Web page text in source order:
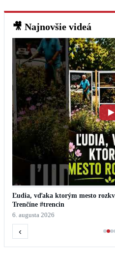
🎥 Najnovšie videá
Ľudia, vďaka ktorým mesto
Trenčíne #trencin
6. augusta 2026
‹